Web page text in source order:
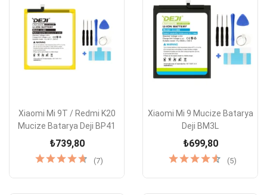
Xiaomi Mi 9T / Redmi K20
Mucize Batarya Deji BP41
₺739,80
(7)
Xiaomi Mi 9 Mucize Batarya
Deji BM3L
₺699,80
(5)